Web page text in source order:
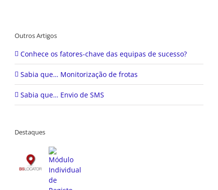
Outros Artigos
Conhece os fatores-chave das equipas de sucesso?
Sabia que… Monitorização de frotas
Sabia que… Envio de SMS
Destaques